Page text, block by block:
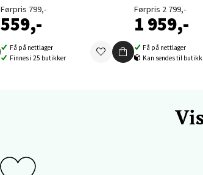
Førpris 799,-
559,-
Få på nettlager
Finnes i 25 butikker
Førpris 2 799,-
1 959,-
Få på nettlager
Kan sendes til butikk
Thon Senter Orkanger,
Åpent i dag 09-18
0 i butikk
Brodtkorbsgate 7, 1338